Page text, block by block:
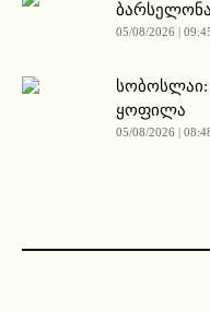
05/08/2026 |
ყოფილა
05/08/2026 |